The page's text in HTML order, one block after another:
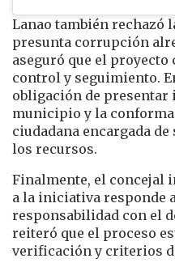
Lanao también rechazó
presunta corrupción
aseguró que el proyecto
control y seguimiento.
obligación de
municipio y la
ciudadana encargada
los recursos.
Finalmente, el concejal
a la iniciativa responde
responsabilidad con el
reiteró que el proceso
verificación y criterios